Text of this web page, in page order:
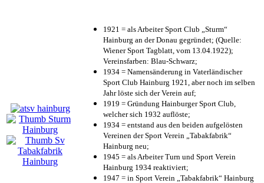
1921 = als Arbeiter Sport Club „Sturm“
Hainburg an der Donau gegründet; (Quelle:
Wiener Sport Tagblatt, vom 13.04.1922);
Vereinsfarben: Blau-Schwarz;
1934 = Namensänderung in Vaterländischer
Sport Club Hainburg 1921, aber noch im selben
Jahr löste sich der Verein auf;
1919 = Gründung Hainburger Sport Club,
welcher sich 1932 auflöste;
1934 = entstand aus den beiden aufgelösten
Vereinen der Sport Verein „Tabakfabrik“
Hainburg neu;
1945 = als Arbeiter Turn und Sport Verein
Hainburg 1934 reaktiviert;
1947 = in Sport Verein „Tabakfabrik“ Hainburg